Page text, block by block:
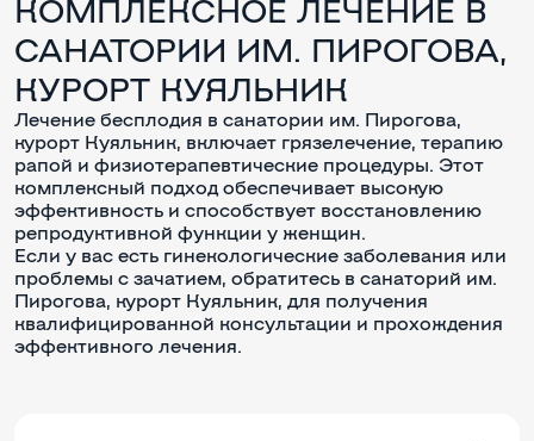
КОМПЛЕКСНОЕ ЛЕЧЕНИЕ В
САНАТОРИИ ИМ. ПИРОГОВА,
КУРОРТ КУЯЛЬНИК
Лечение бесплодия в санатории им. Пирогова,
курорт Куяльник, включает грязелечение, терапию
рапой и физиотерапевтические процедуры. Этот
комплексный подход обеспечивает высокую
эффективность и способствует восстановлению
репродуктивной функции у женщин.
Если у вас есть гинекологические заболевания или
проблемы с зачатием, обратитесь в санаторий им.
Пирогова, курорт Куяльник, для получения
квалифицированной консультации и прохождения
эффективного лечения.